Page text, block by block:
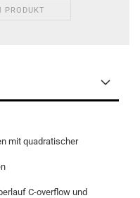
PRODUKT
mit quadratischer
C-overflow und